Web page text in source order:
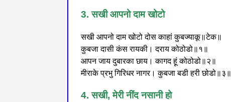
3. सखी आपनो दाम खोटो
सखी आपनो दाम खोटो दोस काहां कुबज्याकू॥टेक॥
कुबजा दासी कंस रायकी। दराय कोठोडो॥१॥
आपन जाय दुबारका छाय। कागद हूं कोठोडो॥२॥
मीराके प्रभु गिरिधर नागर। कुबजा बडी हरी छोडो॥३॥
4. सखी, मेरी नींद नसानी हो